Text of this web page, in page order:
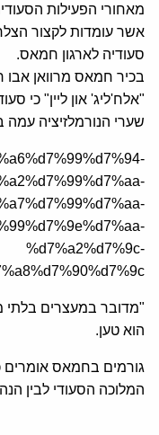
מאחורי הפעילות
אשר עומדות לקצור
סעודיה לארגון חמאס.
"אלח'ליג' און ליין" כי
שערי הנורמלזיציה
%d7%a2%d7%9c-
"מדובר במעצרים בלתי
הוא טען.
גורמים בחמאס אומרים
המלוכה הסעודי לבין